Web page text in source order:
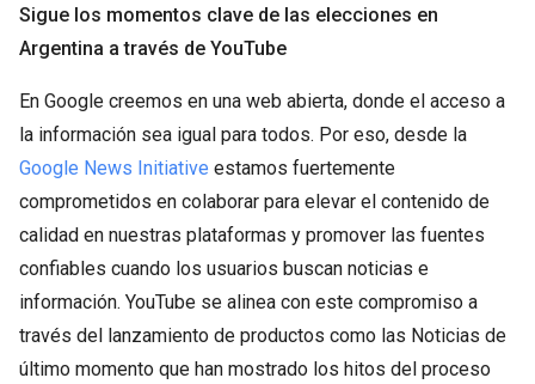
Sigue los momentos clave de las elecciones en
Argentina a través de YouTube
En Google creemos en una web abierta, donde el acceso a
la información sea igual para todos. Por eso, desde la
Google News Initiative estamos fuertemente
comprometidos en colaborar para elevar el contenido de
calidad en nuestras plataformas y promover las fuentes
confiables cuando los usuarios buscan noticias e
información. YouTube se alinea con este compromiso a
través del lanzamiento de productos como las Noticias de
último momento que han mostrado los hitos del proceso